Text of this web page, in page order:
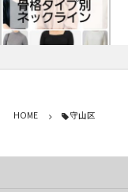
HOME 守山区